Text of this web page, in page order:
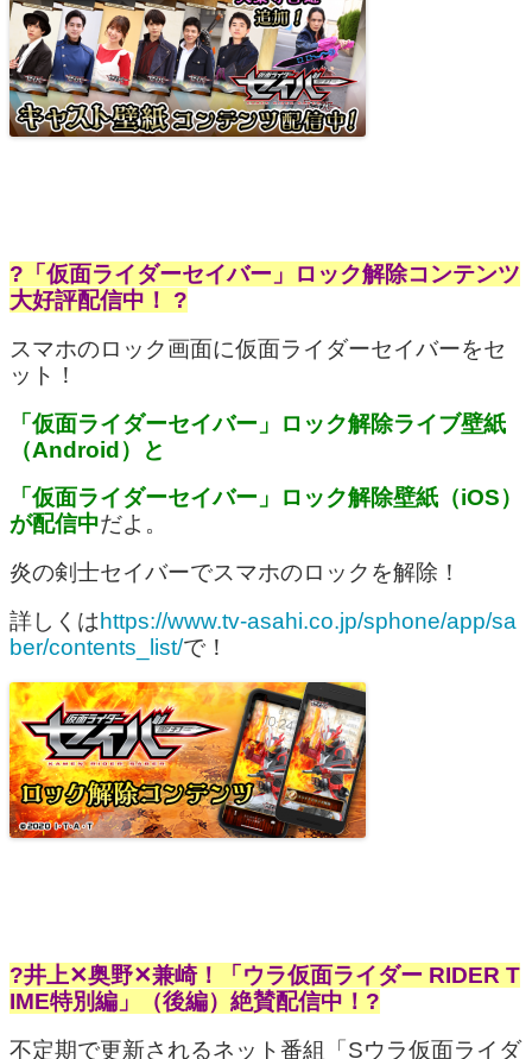
?「仮面ライダーセイバー」ロック解除コンテンツ
大好評配信中！ ?
スマホのロック画面に仮面ライダーセイバーをセ
ット！
「仮面ライダーセイバー」ロック解除ライブ壁紙
（Android）と
「仮面ライダーセイバー」ロック解除壁紙（iOS）
が配信中だよ。
炎の剣士セイバーでスマホのロックを解除！
詳しくはhttps://www.tv-asahi.co.jp/sphone/app/sa
ber/contents_list/で！
?井上✕奥野✕兼崎！「ウラ仮面ライダー RIDER T
IME特別編」（後編）絶賛配信中！?
不定期で更新されるネット番組「Sウラ仮面ライダ